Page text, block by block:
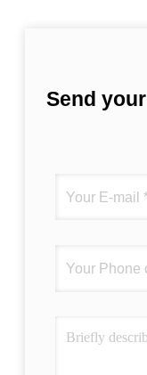
Send